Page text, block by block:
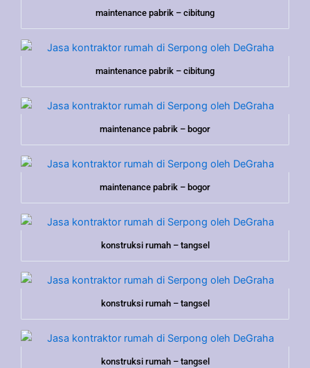
maintenance pabrik – cibitung
maintenance pabrik – cibitung
maintenance pabrik – bogor
maintenance pabrik – bogor
konstruksi rumah – tangsel
konstruksi rumah – tangsel
konstruksi rumah – tangsel